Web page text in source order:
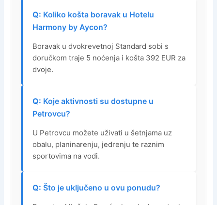
Koliko košta boravak u Hotelu
Harmony by Aycon?
Boravak u dvokrevetnoj Standard sobi s
doručkom traje 5 noćenja i košta 392 EUR za
dvoje.
Koje aktivnosti su dostupne u
Petrovcu?
U Petrovcu možete uživati u šetnjama uz
obalu, planinarenju, jedrenju te raznim
sportovima na vodi.
Što je uključeno u ovu ponudu?